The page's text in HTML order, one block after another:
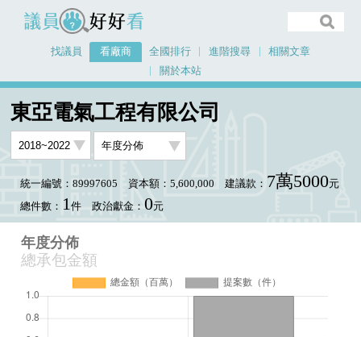
議員好好看
找議員 看廠商 全國排行 進階搜尋
相關文章
關於本站
東亞電氣工程有限公司
統一編號：89997605 資本額：5,600,000 建議款： 7萬5000元
總件數： 1件 政治獻金： 0元
年度分佈
總承包金額